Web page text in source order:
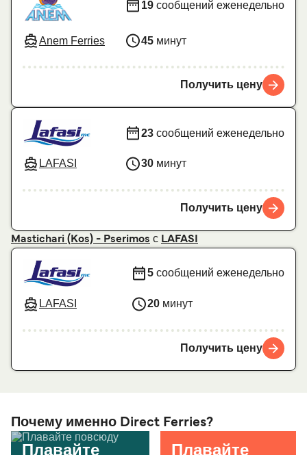
Anem Ferries
19 сообщений еженедельно
45 минут
Получить цену
LAFASI
23 сообщений еженедельно
30 минут
Получить цену
Mastichari (Kos) - Pserimos с LAFASI
LAFASI
5 сообщений еженедельно
20 минут
Получить цену
Почему именно Direct Ferries?
Плавайте
Плавайте